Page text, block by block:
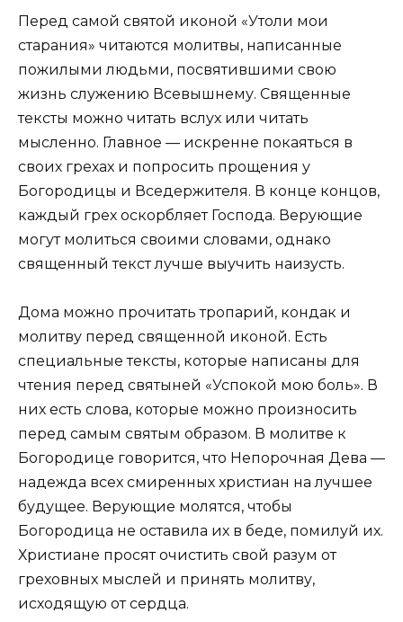
Перед самой святой иконой «Утоли мои
старания» читаются молитвы, написанные
пожилыми людьми, посвятившими свою
жизнь служению Всевышнему. Священные
тексты можно читать вслух или читать
мысленно. Главное — искренне покаяться в
своих грехах и попросить прощения у
Богородицы и Вседержителя. В конце концов,
каждый грех оскорбляет Господа. Верующие
могут молиться своими словами, однако
священный текст лучше выучить наизусть.
Дома можно прочитать тропарий, кондак и
молитву перед священной иконой. Есть
специальные тексты, которые написаны для
чтения перед святыней «Успокой мою боль». В
них есть слова, которые можно произносить
перед самым святым образом. В молитве к
Богородице говорится, что Непорочная Дева —
надежда всех смиренных христиан на лучшее
будущее. Верующие молятся, чтобы
Богородица не оставила их в беде, помилуй их.
Христиане просят очистить свой разум от
греховных мыслей и принять молитву,
исходящую от сердца.